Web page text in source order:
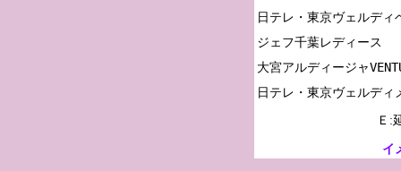
日テレ・東京ヴェルディ
ジェフ千葉レディース
大宮アルディージャ
Ｅ:
イ